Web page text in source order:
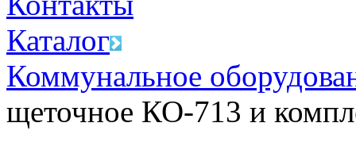
Каталог
Коммунальное
щеточное КО-713 и